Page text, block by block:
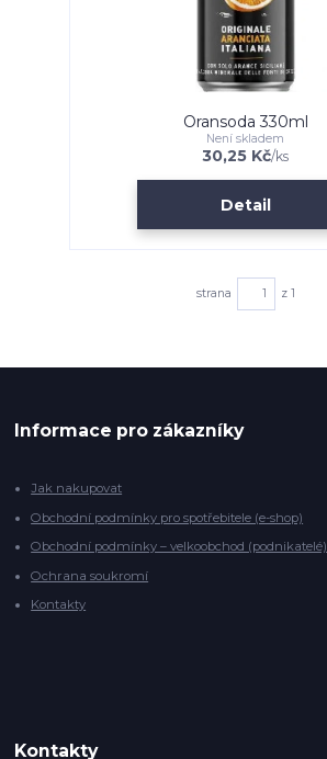
Oransoda 330ml
30,25 Kč/ks
Není skladem
Detail
strana z 1
Informace pro zákazníky
Jak nakupovat
Obchodní podmínky pro spotřebitele (e-shop)
Obchodní podmínky – velkoobchod (podnikatelé)
Ochrana soukromí
Kontakty
Kontakty